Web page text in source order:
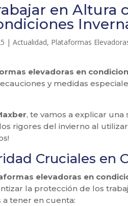
en Altura
| Actualidad, Plataformas
elevadoras en
y medidas
, te vamos a explicar
rigores del invierno al
Cruciales en
elevadoras en
la protección de los
tener en cuenta: